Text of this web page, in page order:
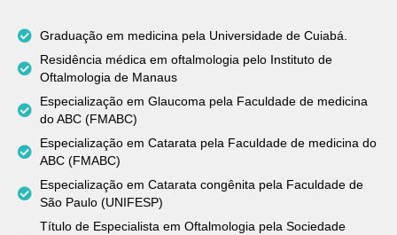
Graduação em medicina pela Universidade de Cuiabá.
Residência médica em oftalmologia pelo Instituto de
Oftalmologia de Manaus
Especialização em Glaucoma pela Faculdade de medicina
do ABC (FMABC)
Especialização em Catarata pela Faculdade de medicina do
ABC (FMABC)
Especialização em Catarata congênita pela Faculdade de
São Paulo (UNIFESP)
Título de Especialista em Oftalmologia pela Sociedade